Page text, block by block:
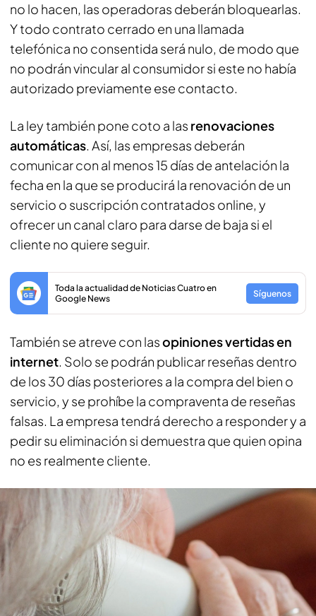
no lo hacen, las operadoras deberán bloquearlas.
Y todo contrato cerrado en una llamada
telefónica no consentida será nulo, de modo que
no podrán vincular al consumidor si este no había
autorizado previamente ese contacto.
La ley también pone coto a las renovaciones
automáticas. Así, las empresas deberán
comunicar con al menos 15 días de antelación la
fecha en la que se producirá la renovación de un
servicio o suscripción contratados online, y
ofrecer un canal claro para darse de baja si el
cliente no quiere seguir.
Toda la actualidad de Noticias Cuatro en
Google News
Síguenos
También se atreve con lasopiniones vertidas en
internet. Solo se podrán publicar reseñas dentro
de los 30 días posteriores a la compra del bien o
servicio, y se prohíbe la compraventa de reseñas
falsas. La empresa tendrá derecho a responder y a
pedir su eliminación si demuestra que quien opina
no es realmente cliente.